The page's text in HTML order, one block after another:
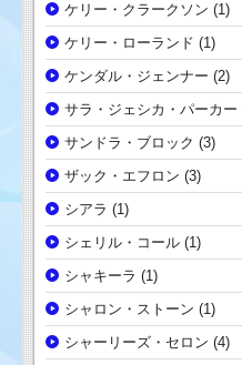
ケリー・クラークソン (1)
ケリー・ローランド (1)
ケンダル・ジェンナー (2)
サラ・ジェシカ・パーカー
サンドラ・ブロック (3)
ザック・エフロン (3)
シアラ (1)
シェリル・コール (1)
シャキーラ (1)
シャロン・ストーン (1)
シャーリーズ・セロン (4)